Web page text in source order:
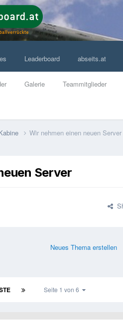
Galerie Teammitglieder
Leaderboard abseits.at
Wir nehmen einen neuen Server
Server
Neues Thema erstellen
Seite 1 von 6